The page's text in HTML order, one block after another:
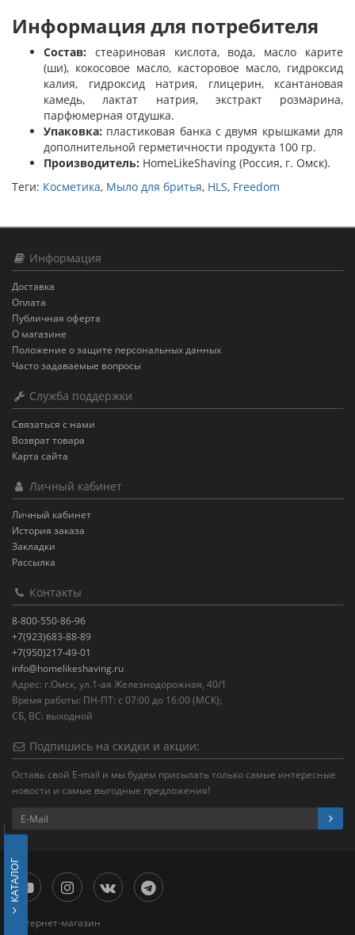
Информация для потребителя
Состав: стеариновая кислота, вода, масло карите
(ши), кокосовое масло, касторовое масло, гидроксид
калия, гидроксид натрия, глицерин, ксантановая
камедь, лактат натрия, экстракт розмарина,
парфюмерная отдушка.
Упаковка: пластиковая банка с двумя крышками для
дополнительной герметичности продукта 100 гр.
Производитель: HomeLikeShaving (Россия, г. Омск).
Теги: Косметика, Мыло для бритья, HLS, Freedom
Информация
Доставка
Оплата
Публичная оферта
О магазине
Положение о защите персональных данных
Часто задаваемые вопросы
Служба поддержки
Связаться с нами
Возврат товара
Карта сайта
Личный кабинет
Личный кабинет
История заказа
Закладки
Рассылка
Контакты
8-800-550-86-96
+7(923)683-88-89
+7(950)217-49-01
info@homelikeshaving.ru
Адрес: г.Омск, ул.1-ая Железнодорожная, 40/1
Время работы: ПН-ПТ: с 07:00 до 16:00 (МСК);
СБ, ВС: выходной
Подпишись на скидки и акции:
Оставь свой E-mail и мы будем присылать только самые интересные
новости и самые выгодные предложения!
Интернет-магазин
КАТАЛОГ